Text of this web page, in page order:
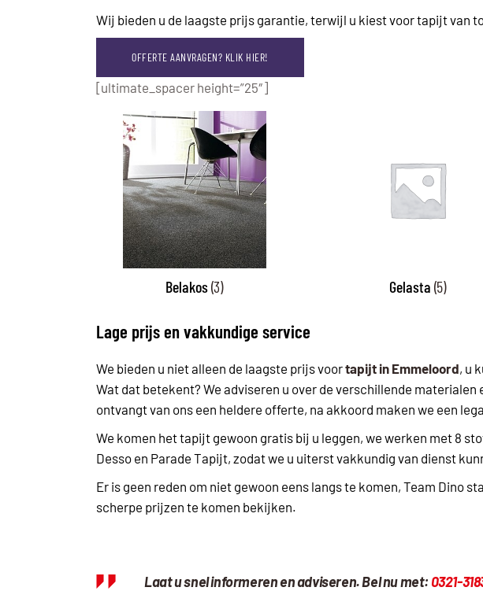
Wij bieden u de laagste prijs garantie, terwijl u kiest voor tapijt van
OFFERTE AANVRAGEN? KLIK HIER!
[ultimate_spacer height=”25″]
Belakos(3) Gelasta (5)
Lage prijs en vakkundige service
We bieden u niet alleen de laagste prijs voortapijt in Emmeloord, u
Wat dat betekent? We adviseren u over de verschillende
ontvangt van ons een heldere offerte, na akkoord maken we een
We komen het tapijt gewoon gratis bij u leggen, we werken met 8
Desso en Parade Tapijt, zodat we u uiterst vakkundig van dienst
Er is geen reden om niet gewoon eens langs te komen, Team Dino
scherpe prijzen te komen bekijken.
Laat u snel informeren en adviseren. Bel nu met: 0321-